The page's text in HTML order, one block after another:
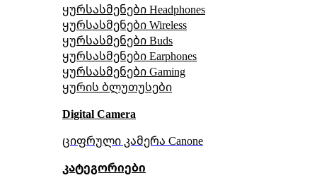
ყურსასმენები Headphones
ყურსასმენები Wireless
ყურსასმენები Buds
ყურსასმენები Earphones
ყურსასმენები Gaming
ყურის ბლუთუსები
Digital Camera
ციფრული კამერა Сanone
კატეგორიები